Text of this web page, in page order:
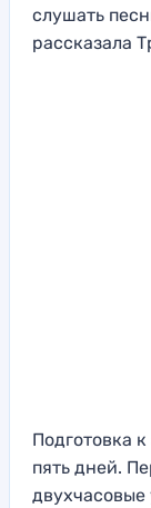
слушать
рассказала
Подготовка
пять дней.
двухчасовые